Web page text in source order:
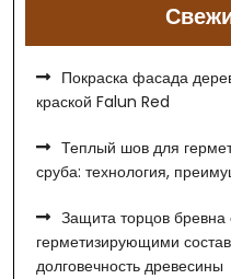
Покраска фасада
краской Falun Red
Теплый шов для
сруба: технология,
Защита торцов
герметизирующими
долговечность древесины